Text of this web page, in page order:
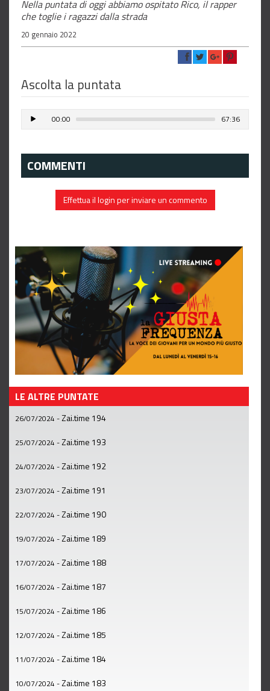
Nella puntata di oggi abbiamo ospitato Rico, il rapper
che toglie i ragazzi dalla strada
20 gennaio 2022
Ascolta la puntata
00:00 67:36
COMMENTI
Effettua il login per inviare un commento
LE ALTRE PUNTATE
26/07/2024 -Zai.time 194
25/07/2024 -Zai.time 193
24/07/2024 -Zai.time 192
23/07/2024 -Zai.time 191
22/07/2024 -Zai.time 190
19/07/2024 -Zai.time 189
17/07/2024 -Zai.time 188
16/07/2024 -Zai.time 187
15/07/2024 -Zai.time 186
12/07/2024 -Zai.time 185
11/07/2024 -Zai.time 184
10/07/2024 -Zai.time 183